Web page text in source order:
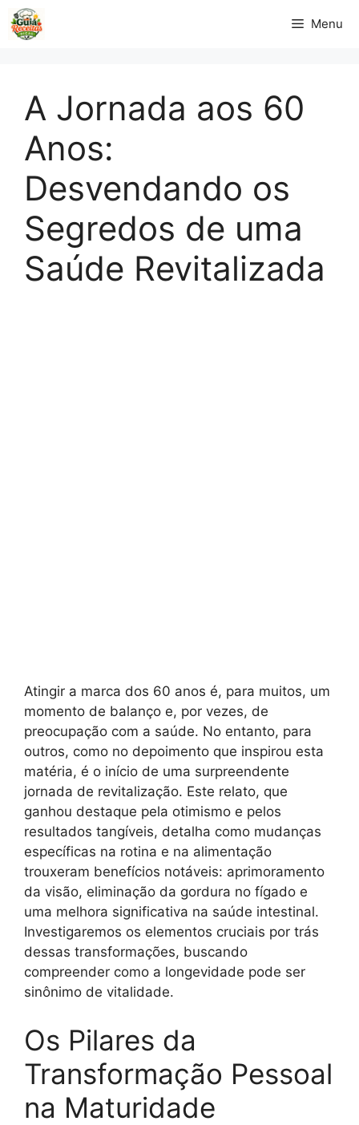
Pular
para
Menu
A Jornada aos 60
Anos:
Desvendando os
Segredos de uma
Saúde Revitalizada
Atingir a marca dos 60 anos é, para muitos, um
momento de balanço e, por vezes, de
preocupação com a saúde. No entanto, para
outros, como no depoimento que inspirou esta
matéria, é o início de uma surpreendente
jornada de revitalização. Este relato, que
ganhou destaque pela otimismo e pelos
resultados tangíveis, detalha como mudanças
específicas na rotina e na alimentação
trouxeram benefícios notáveis: aprimoramento
da visão, eliminação da gordura no fígado e
uma melhora significativa na saúde intestinal.
Investigaremos os elementos cruciais por trás
dessas transformações, buscando
compreender como a longevidade pode ser
sinônimo de vitalidade.
Os Pilares da
Transformação Pessoal
na Maturidade